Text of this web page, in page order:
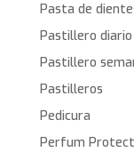
Pasta de
Pastillero diario
Pastillero
Pastilleros
Pedicura
Perfum Protect